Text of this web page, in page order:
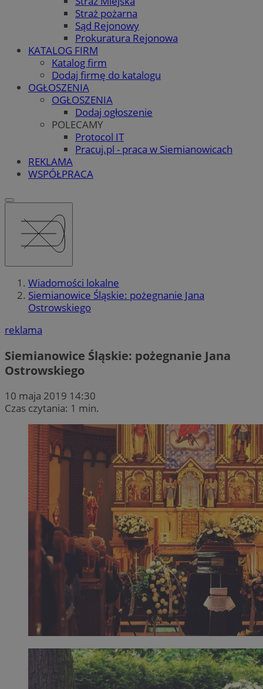
Straż pożarna
Sąd Rejonowy
Prokuratura Rejonowa
KATALOG FIRM
Katalog firm
Dodaj firmę do katalogu
OGŁOSZENIA
OGŁOSZENIA
Dodaj ogłoszenie
POLECAMY
Protocol IT
Pracuj.pl - praca w Siemianowicach
REKLAMA
WSPÓŁPRACA
Wiadomości lokalne
Siemianowice Śląskie: pożegnanie Jana
Ostrowskiego
reklama
Siemianowice Śląskie: pożegnanie Jana
Ostrowskiego
10 maja 2019 14:30
Czas czytania: 1 min.